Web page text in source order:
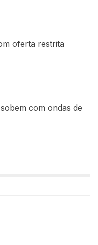
oferta restrita
com ondas de